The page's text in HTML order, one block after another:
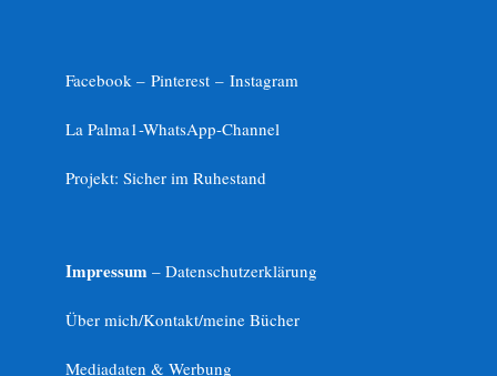
Facebook – Pinterest – Instagram
La Palma1-WhatsApp-Channel
Projekt: Sicher im Ruhestand
Impressum – Datenschutzerklärung
Über mich/Kontakt/meine Bücher
Mediadaten & Werbung